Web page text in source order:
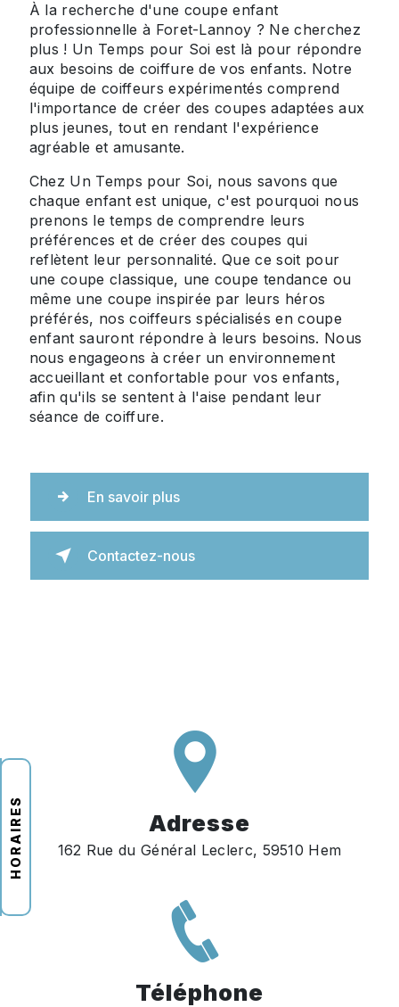
HORAIRES
À la recherche d'une coupe enfant
professionnelle à Foret-Lannoy ? Ne cherchez
plus ! Un Temps pour Soi est là pour répondre
aux besoins de coiffure de vos enfants. Notre
équipe de coiffeurs expérimentés comprend
l'importance de créer des coupes adaptées aux
plus jeunes, tout en rendant l'expérience
agréable et amusante.
Chez Un Temps pour Soi, nous savons que
chaque enfant est unique, c'est pourquoi nous
prenons le temps de comprendre leurs
préférences et de créer des coupes qui
reflètent leur personnalité. Que ce soit pour
une coupe classique, une coupe tendance ou
même une coupe inspirée par leurs héros
préférés, nos coiffeurs spécialisés en coupe
enfant sauront répondre à leurs besoins. Nous
nous engageons à créer un environnement
accueillant et confortable pour vos enfants,
afin qu'ils se sentent à l'aise pendant leur
séance de coiffure.
En savoir plus
Contactez-nous
Adresse
162 Rue du Général Leclerc, 59510 Hem
Téléphone